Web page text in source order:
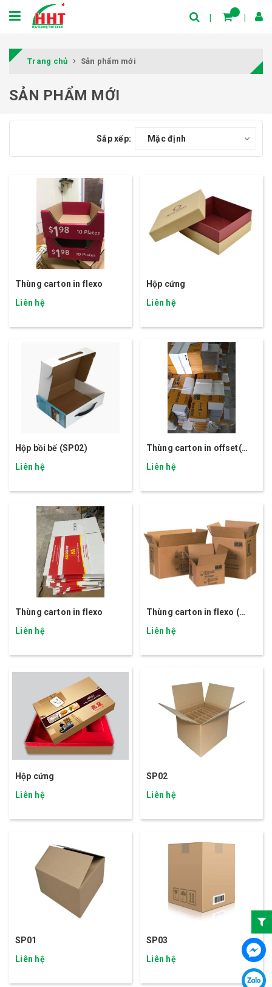
Trang chủ Sản phẩm mới
SẢN PHẨM MỚI
Sắp xếp: Mặc định
Thùng carton in flexo
Liên hệ
Hộp cứng
Liên hệ
Hộp bồi bế (SP02)
Liên hệ
Thùng carton in offset(
SP02)
Liên hệ
Thùng carton in flexo
Liên hệ
Thùng carton in flexo (
SP02)
Liên hệ
Hộp cứng
Liên hệ
SP02
Liên hệ
SP01
Liên hệ
SP03
Liên hệ